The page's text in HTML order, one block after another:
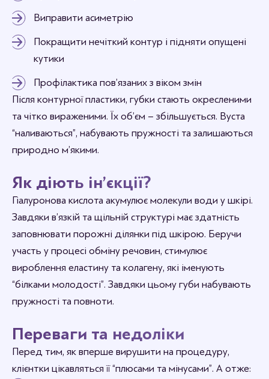
Виправити асиметрію
Покращити нечіткий контур і підняти опущені
кутики
Профілактика пов’язаних з віком змін
Після контурної пластики, губки стають окресленими
та чітко вираженими. Їх об’єм – збільшується. Вуста
“наливаються”, набувають пружності та залишаються
природно м’якими.
Як діють ін’єкції?
Гіалуронова кислота акумулює молекули води у шкірі.
Завдяки в’язкій та щільній структурі має здатність
заповнювати порожні ділянки під шкірою. Беручи
участь у процесі обміну речовин, стимулює
вироблення еластину та колагену, які іменують
“білками молодості”. Завдяки цьому губи набувають
пружності та повноти.
Переваги та недоліки
Перед тим, як вперше вирушити на процедуру,
клієнтки цікавляться її “плюсами та мінусами”. А отже: